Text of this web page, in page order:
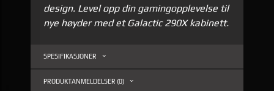
design. Level opp din gamingopplevelse til
nye høyder med et Galactic 290X kabinett.
SPESIFIKASJONER
PRODUKTANMELDELSER (0)